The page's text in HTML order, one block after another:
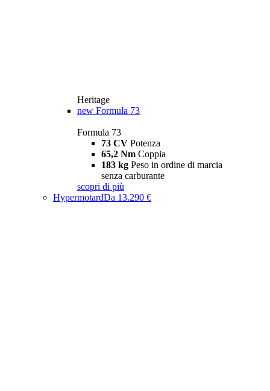
Heritage
new Formula 73
Formula 73
73 CV Potenza
65,2 Nm Coppia
183 kg Peso in ordine di marcia
senza carburante
scopri di più
HypermotardDa 13.290 €